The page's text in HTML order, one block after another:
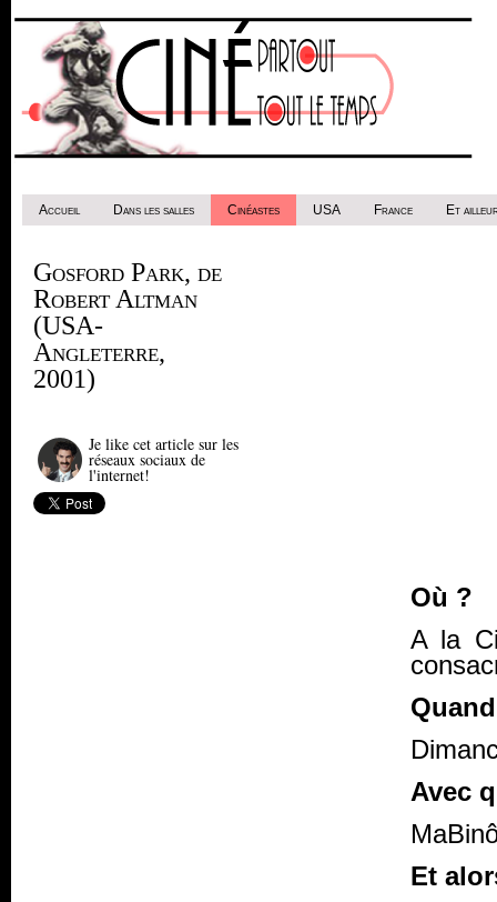
Accueil Dans les salles Cinéastes USA France Et
Gosford Park, de
Robert Altman
(USA-
Angleterre,
2001)
Je like cet article sur les
réseaux sociaux de
l'internet!
Où ?
A la
Avec
Et